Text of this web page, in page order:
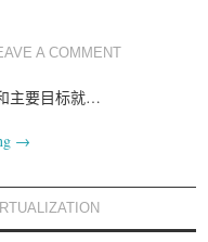
A COMMENT
主要目标就…
→